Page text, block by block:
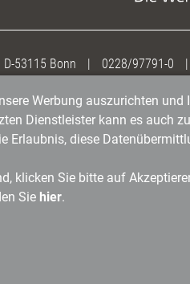
D-53115 Bonn | 0228/97791-0 |
Werbung auszurichten und
Dienstleister kann es auch
Erlaubnis, diese
klicken Sie bitte auf
Sie hier.